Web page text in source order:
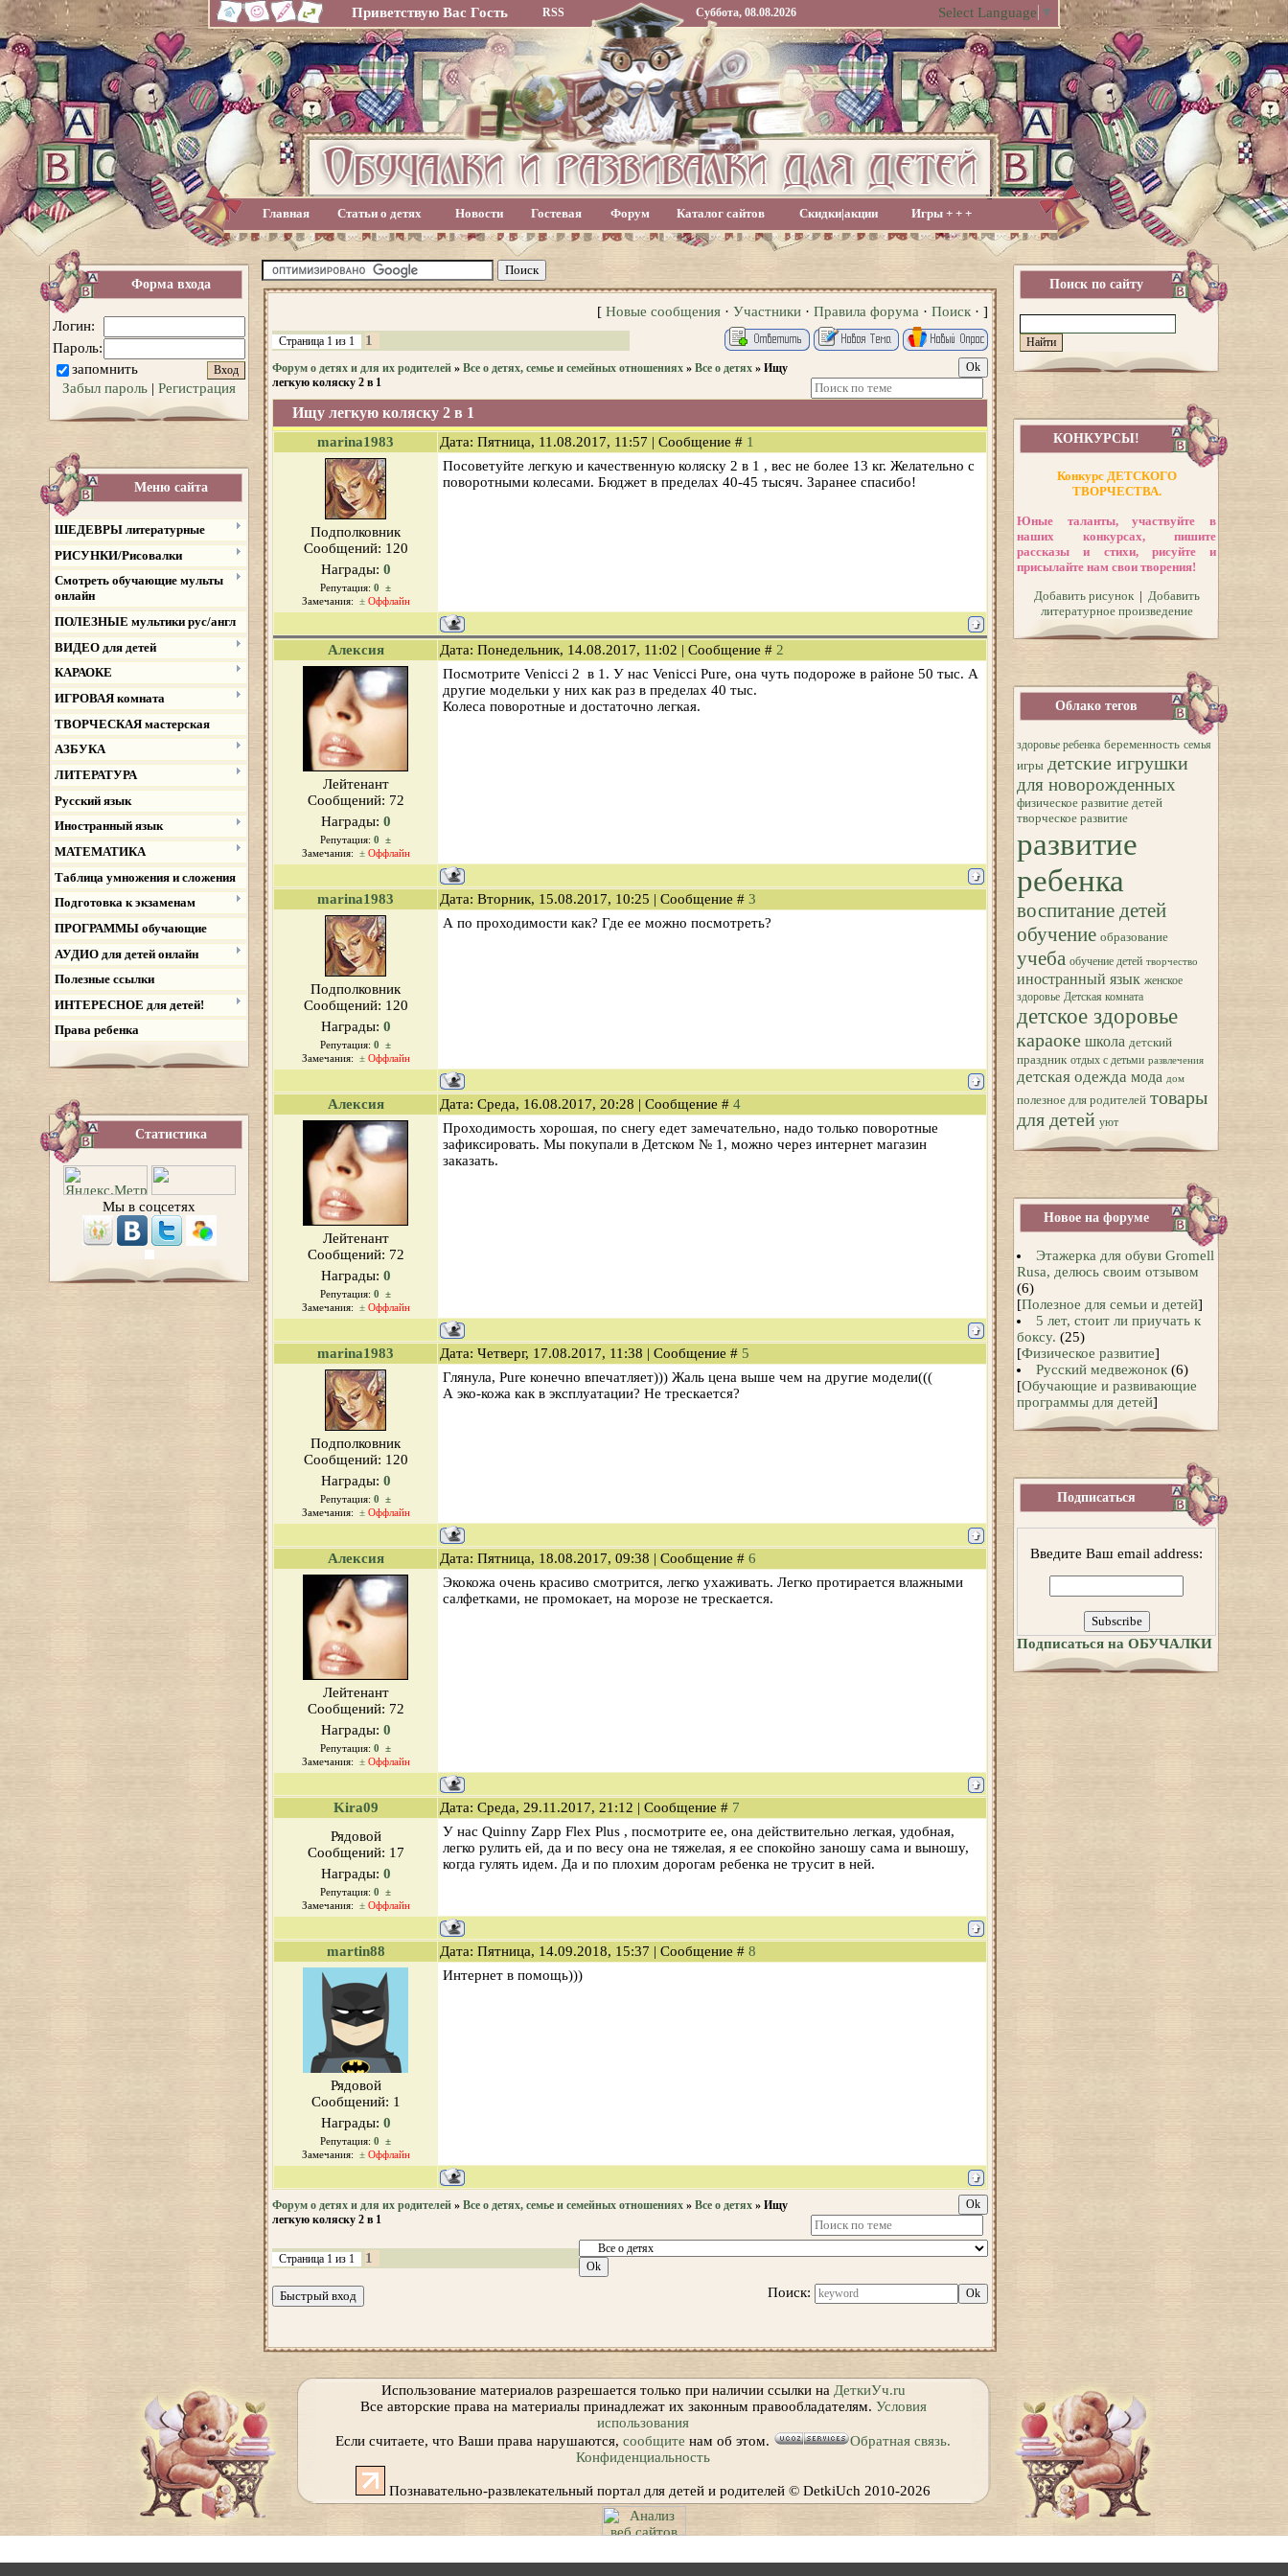
Приветствую Вас Гость RSS Суббота, 08.08.2026 Select Language ▼
Главная Статьи о детях Новости Гостевая Форум Каталог сайтов Скидки|акции Игры + + +
Форма входа
Логин:
Пароль:
запомнить
Забыл пароль | Регистрация
Меню сайта
ШЕДЕВРЫ литературные
РИСУНКИ/Рисовалки
Смотреть обучающие мульты
онлайн
ПОЛЕЗНЫЕ мультики рус/англ
ВИДЕО для детей
КАРАОКЕ
ИГРОВАЯ комната
ТВОРЧЕСКАЯ мастерская
АЗБУКА
ЛИТЕРАТУРА
Русский язык
Иностранный язык
МАТЕМАТИКА
Таблица умножения и сложения
Подготовка к экзаменам
ПРОГРАММЫ обучающие
АУДИО для детей онлайн
Полезные ссылки
ИНТЕРЕСНОЕ для детей!
Права ребенка
Статистика
Мы в соцсетях
[ Новые сообщения · Участники · Правила форума · Поиск · ]
Страница 1 из 1 1
Форум о детях и для их родителей » Все о детях, семье и семейных отношениях » Все о детях » Ищу
легкую коляску 2 в 1
Ищу легкую коляску 2 в 1
marina1983 Дата: Пятница, 11.08.2017, 11:57 | Сообщение # 1
Подполковник
Сообщений: 120
Награды: 0
Репутация: 0
±
Замечания:
± Оффлайн
Посоветуйте легкую и качественную коляску 2 в 1 , вес не более 13 кг. Желательно с
поворотными колесами. Бюджет в пределах 40-45 тысяч. Заранее спасибо!
Алексия Дата: Понедельник, 14.08.2017, 11:02 | Сообщение # 2
Лейтенант
Сообщений: 72
Награды: 0
Репутация: 0
±
Замечания:
± Оффлайн
Посмотрите Venicci 2 в 1. У нас Venicci Pure, она чуть подороже в районе 50 тыс. А
другие модельки у них как раз в пределах 40 тыс.
Колеса поворотные и достаточно легкая.
marina1983 Дата: Вторник, 15.08.2017, 10:25 | Сообщение # 3
Подполковник
Сообщений: 120
Награды: 0
Репутация: 0
±
Замечания:
± Оффлайн
А по проходимости как? Где ее можно посмотреть?
Алексия Дата: Среда, 16.08.2017, 20:28 | Сообщение # 4
Лейтенант
Сообщений: 72
Награды: 0
Репутация: 0
±
Замечания:
± Оффлайн
Проходимость хорошая, по снегу едет замечательно, надо только поворотные
зафиксировать. Мы покупали в Детском № 1, можно через интернет магазин
заказать.
marina1983 Дата: Четверг, 17.08.2017, 11:38 | Сообщение # 5
Подполковник
Сообщений: 120
Награды: 0
Репутация: 0
±
Замечания:
± Оффлайн
Глянула, Pure конечно впечатляет))) Жаль цена выше чем на другие модели(((
А эко-кожа как в эксплуатации? Не трескается?
Алексия Дата: Пятница, 18.08.2017, 09:38 | Сообщение # 6
Лейтенант
Сообщений: 72
Награды: 0
Репутация: 0
±
Замечания:
± Оффлайн
Экокожа очень красиво смотрится, легко ухаживать. Легко протирается влажными
салфетками, не промокает, на морозе не трескается.
Kira09 Дата: Среда, 29.11.2017, 21:12 | Сообщение # 7
Рядовой
Сообщений: 17
Награды: 0
Репутация: 0
±
Замечания:
± Оффлайн
У нас Quinny Zapp Flex Plus , посмотрите ее, она действительно легкая, удобная,
легко рулить ей, да и по весу она не тяжелая, я ее спокойно заношу сама и выношу,
когда гулять идем. Да и по плохим дорогам ребенка не трусит в ней.
martin88 Дата: Пятница, 14.09.2018, 15:37 | Сообщение # 8
Рядовой
Сообщений: 1
Награды: 0
Репутация: 0
±
Замечания:
± Оффлайн
Интернет в помощь)))
Форум о детях и для их родителей » Все о детях, семье и семейных отношениях » Все о детях » Ищу
легкую коляску 2 в 1
Страница 1 из 1 1
Поиск:
Поиск по сайту
КОНКУРСЫ!
Конкурс ДЕТСКОГО
ТВОРЧЕСТВА.
Юные таланты, участвуйте в
наших конкурсах, пишите
рассказы и стихи, рисуйте и
присылайте нам свои творения!
Добавить рисунок| Добавить
литературное произведение
Облако тегов
здоровье ребенка беременность семья
игры детские игрушки
для новорожденных
физическое развитие детей
творческое развитие
развитие
ребенка
воспитание детей
обучение образование
учеба обучение детей творчество
иностранный язык женское
здоровье Детская комната
детское здоровье
караоке школа детский
праздник отдых с детьми развлечения
детская одежда мода дом
полезное для родителей товары
для детей уют
Новое на форуме
Этажерка для обуви Gromell
Rusa, делюсь своим отзывом
(6)
[Полезное для семьи и детей]
5 лет, стоит ли приучать к
боксу. (25)
[Физическое развитие]
Русский медвежонок (6)
[Обучающие и развивающие
программы для детей]
Подписаться
Введите Ваш email address:
Подписаться на ОБУЧАЛКИ
Использование материалов разрешается только при наличии ссылки на ДеткиУч.ru
Все авторские права на материалы принадлежат их законным правообладателям. Условия
использования
Если считаете, что Ваши права нарушаются, сообщите нам об этом.
Обратная связь.
Конфиденциальность
Познавательно-развлекательный портал для детей и родителей © DetkiUch 2010-2026